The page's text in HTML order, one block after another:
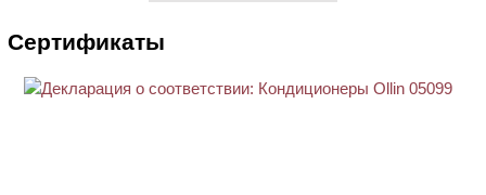
Сертификаты